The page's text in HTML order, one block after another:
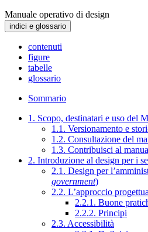
Manuale operativo di design
indici e glossario
contenuti
figure
tabelle
glossario
Sommario
1. Scopo, destinatari e uso del
1.1. Versionamento e
1.2. Consultazione del
1.3. Contribuisci al
2. Introduzione al design per i
2.1. Design per
government)
2.2. L’approccio
2.2.1. Buone
2.2.2. Principi
2.3. Accessibilità